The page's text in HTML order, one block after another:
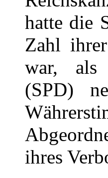
hatte die
Zahl
war, als
(SPD)
ihres